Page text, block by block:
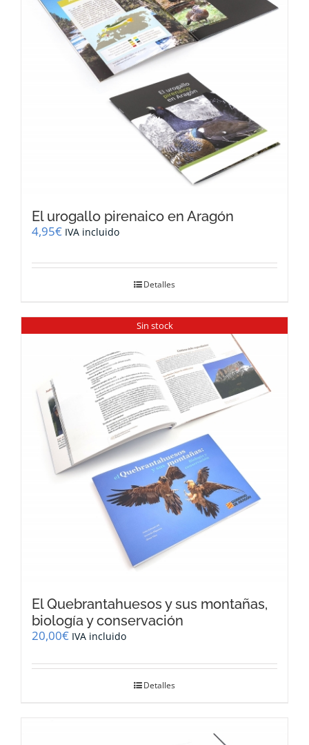
El urogallo pirenaico en Aragón
4,95€ IVA incluido
Detalles
Sin stock
El Quebrantahuesos y sus montañas,
biología y conservación
20,00€ IVA incluido
Detalles